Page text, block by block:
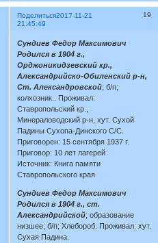
Поделиться 19
2017-11-21
21:45:49
Сундиев Федор Максимович
Родился в 1904 г.,
Орджоникидзевский кр.,
Александрийско-Обиленский р-н,
Ст. Александровской; б/п;
колхозник.. Проживал:
Ставропольский кр.,
Минераловодский р-н, хут. Сухой
Падины Сухопа-Динского С/С.
Приговорен: 15 сентября 1937 г.
Приговор: 10 лет лагерей
Источник: Книга памяти
Ставропольского края
Сундиев Федор Максимович
Родился в 1904 г., ст.
Александрийской; образование
низшее; б/п; Хлебороб. Проживал: хут.
Сухая Падина.